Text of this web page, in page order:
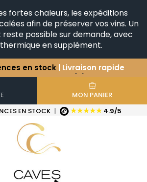
fortes chaleurs, les expéditions
afin de préserver vos vins. Un
possible sur demande, avec
en supplément.
question ?
+33(0)345812020
d'Horizontales & Verticales
en stock | Livraison rapide
MON PANIER
EN STOCK | ★★★★★ 4.9/5